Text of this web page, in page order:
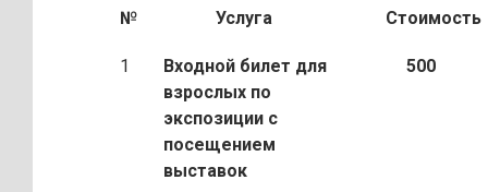
№ Услуга Стоимость
1
Входной билет для
взрослых по
экспозиции с
посещением
выставок
500